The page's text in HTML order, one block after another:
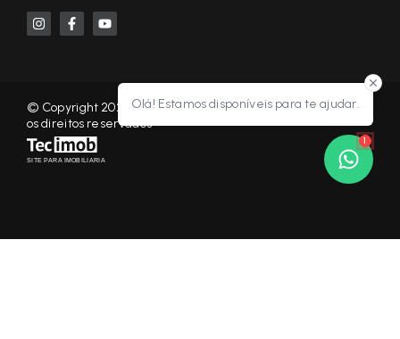
Olá! Estamos disponíveis para te ajudar.
1
© Copyright 2026 - KF NEGÓCIOS IMOBILIÁRIOS RP - Todos
os direitos reservados
SITE PARA IMOBILIARIA